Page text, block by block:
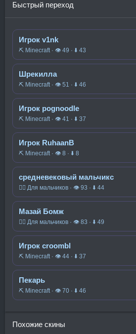
Быстрый переход
Игрок v1nk
⛏️ Minecraft · 👁 49 · ⬇ 43
Шрекилла
⛏️ Minecraft · 👁 51 · ⬇ 46
Игрок pognoodle
⛏️ Minecraft · 👁 41 · ⬇ 37
Игрок RuhaanB
⛏️ Minecraft · 👁 8 · ⬇ 8
средневековый мальчикс
🧍‍♂️ Для мальчиков · 👁 93 · ⬇ 44
Мазай Бомж
🧍‍♂️ Для мальчиков · 👁 83 · ⬇ 49
Игрок croombl
⛏️ Minecraft · 👁 44 · ⬇ 37
Пекарь
⛏️ Minecraft · 👁 70 · ⬇ 46
Похожие скины